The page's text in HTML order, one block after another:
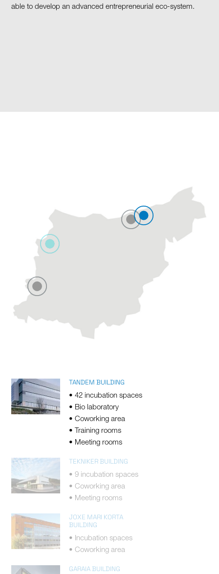
able to develop an advanced entrepreneurial eco-system.
TANDEM BUILDING
• 42 incubation spaces
• Bio laboratory
• Coworking area
• Training rooms
• Meeting rooms
TEKNIKER BUILDING
• 9 incubation spaces
• Coworking area
• Meeting rooms
JOXE MARI KORTA
BUILDING
• Incubation spaces
• Coworking area
GARAIA BUILDING